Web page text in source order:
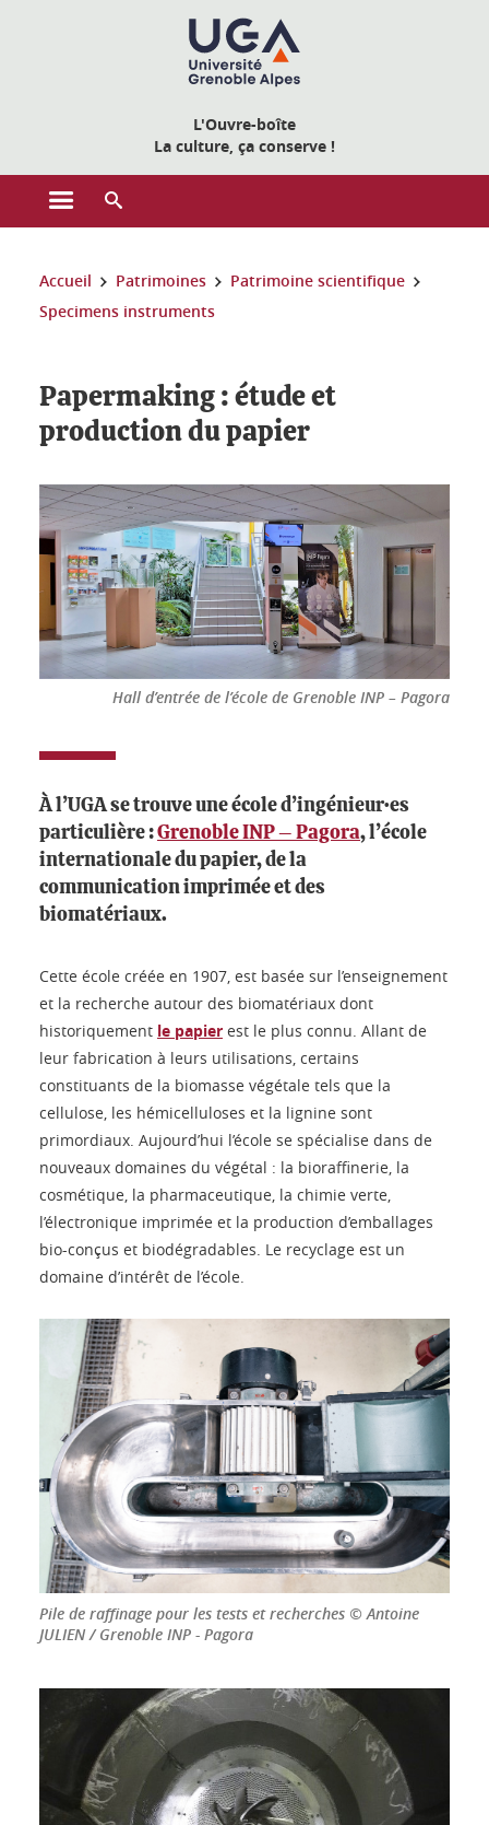
L'Ouvre-boîte
La culture, ça conserve !
Ouvrir le menu principal
Vous êtes ici :
Accueil Patrimoines
Patrimoine scientifique
Specimens instruments
Papermaking : étude et
production du papier
Hall d’entrée de l’école de Grenoble INP – Pagora
À l’UGA se trouve une école d’ingénieur·es
particulière :Grenoble INP – Pagora, l’école
internationale du papier, de la
communication imprimée et des
biomatériaux.
Cette école créée en 1907, est basée sur l’enseignement
et la recherche autour des biomatériaux dont
historiquement le papier est le plus connu. Allant de
leur fabrication à leurs utilisations, certains
constituants de la biomasse végétale tels que la
cellulose, les hémicelluloses et la lignine sont
primordiaux. Aujourd’hui l’école se spécialise dans de
nouveaux domaines du végétal : la bioraffinerie, la
cosmétique, la pharmaceutique, la chimie verte,
l’électronique imprimée et la production d’emballages
bio-conçus et biodégradables. Le recyclage est un
domaine d’intérêt de l’école.
Pile de raffinage pour les tests et recherches © Antoine
JULIEN / Grenoble INP - Pagora